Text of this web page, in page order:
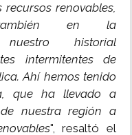
renovables,
también en la
historial
intermitentes de
Ahí hemos tenido
que ha llevado a
nuestra región a
", resaltó el